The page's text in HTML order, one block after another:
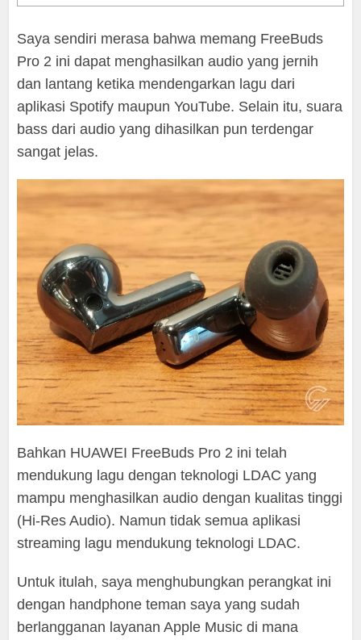
Saya sendiri merasa bahwa memang FreeBuds
Pro 2 ini dapat menghasilkan audio yang jernih
dan lantang ketika mendengarkan lagu dari
aplikasi Spotify maupun YouTube. Selain itu, suara
bass dari audio yang dihasilkan pun terdengar
sangat jelas.
Bahkan HUAWEI FreeBuds Pro 2 ini telah
mendukung lagu dengan teknologi LDAC yang
mampu menghasilkan audio dengan kualitas tinggi
(Hi-Res Audio). Namun tidak semua aplikasi
streaming lagu mendukung teknologi LDAC.
Untuk itulah, saya menghubungkan perangkat ini
dengan handphone teman saya yang sudah
berlangganan layanan Apple Music di mana